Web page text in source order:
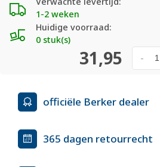
1-2 weken
Huidige voorraad:
0 stuk(s)
31,95 -
officiële Berker dealer
365 dagen retourrecht